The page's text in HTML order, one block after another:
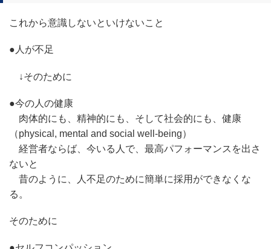
これから意識しないといけないこと
●人が不足
↓そのために
●今の人の健康
肉体的にも、精神的にも、そして社会的にも、健康
（physical, mental and social well-being）
経営者ならば、今いる人で、最高パフォーマンスを出さ
ないと
昔のように、人不足のために簡単に採用ができなくな
る。
そのために